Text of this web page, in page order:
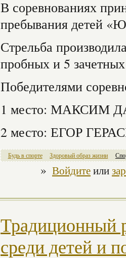
В соревнованиях
пребывания детей
Стрельба
пробных и 5
Победителями
1 место: МАКСИМ
2 место: ЕГОР
Будь в спорте Здоровый образ жизни
» Войдитеили
Традиционный
среди детей и